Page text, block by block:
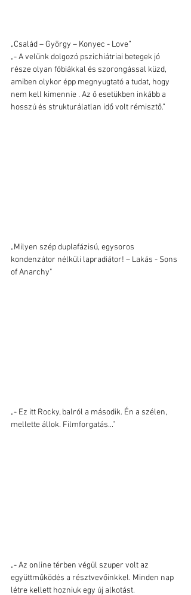
„Család – György – Konyec - Love”
„- A velünk dolgozó pszichiátriai betegek jó
része olyan fóbiákkal és szorongással küzd,
amiben olykor épp megnyugtató a tudat, hogy
nem kell kimennie . Az ő esetükben inkább a
hosszú és strukturálatlan idő volt rémisztő.”
„Milyen szép duplafázisú, egysoros
kondenzátor nélküli lapradiátor! – Lakás - Sons
of Anarchy"
„- Ez itt Rocky, balról a második. Én a szélen,
mellette állok. Filmforgatás...”
„- Az online térben végül szuper volt az
együttműködés a résztvevőinkkel. Minden nap
létre kellett hozniuk egy új alkotást.